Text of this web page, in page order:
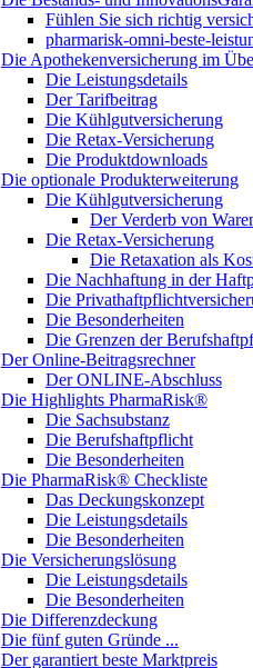
Fühlen Sie sich richtig
pharmarisk-omni-beste-
Die Apothekenversicherung im
Die Leistungsdetails
Der Tarifbeitrag
Die Kühlgutversicherung
Die Retax-Versicherung
Die Produktdownloads
Die optionale Produkterweiterung
Die Kühlgutversicherung
Der Verderb von
Die Retax-Versicherung
Die Retaxation als
Die Nachhaftung in der
Die
Die Besonderheiten
Die Grenzen der
Der Online-Beitragsrechner
Der ONLINE-Abschluss
Die Highlights PharmaRisk®
Die Sachsubstanz
Die Berufshaftpflicht
Die Besonderheiten
Die PharmaRisk® Checkliste
Das Deckungskonzept
Die Leistungsdetails
Die Besonderheiten
Die Versicherungslösung
Die Leistungsdetails
Die Besonderheiten
Die Differenzdeckung
Die fünf guten Gründe ...
Der garantiert beste Marktpreis